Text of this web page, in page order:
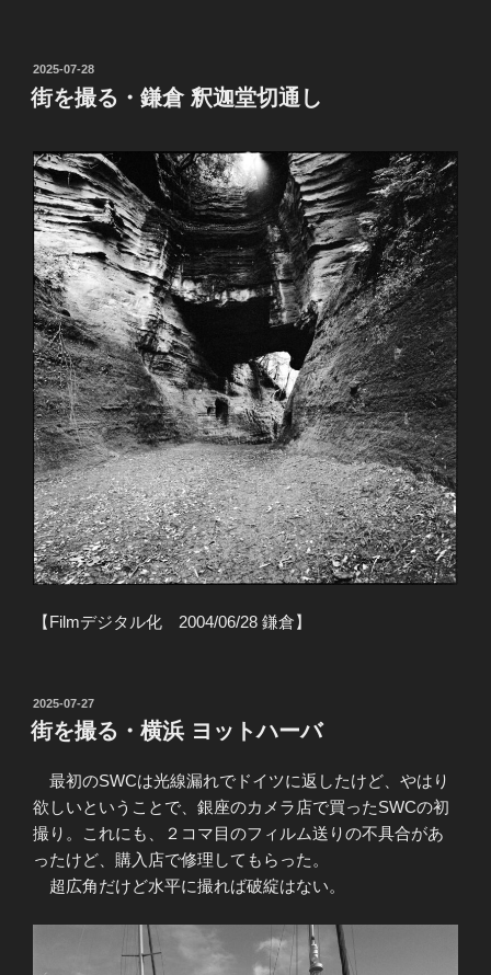
投
稿
日:
2025-07-28
街を撮る・鎌倉 釈迦堂切通し
【Filmデジタル化 2004/06/28 鎌倉】
投
稿
日:
2025-07-27
街を撮る・横浜 ヨットハーバ
最初のSWCは光線漏れでドイツに返したけど、やはり
欲しいということで、銀座のカメラ店で買ったSWCの初
撮り。これにも、２コマ目のフィルム送りの不具合があ
ったけど、購入店で修理してもらった。
超広角だけど水平に撮れば破綻はない。